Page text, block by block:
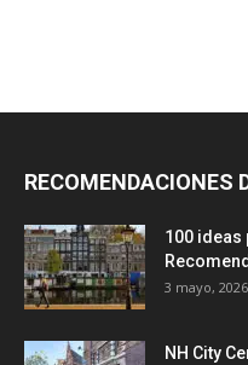
RECOMENDACIONES
100 ideas
3 mayo, 2026
NH City